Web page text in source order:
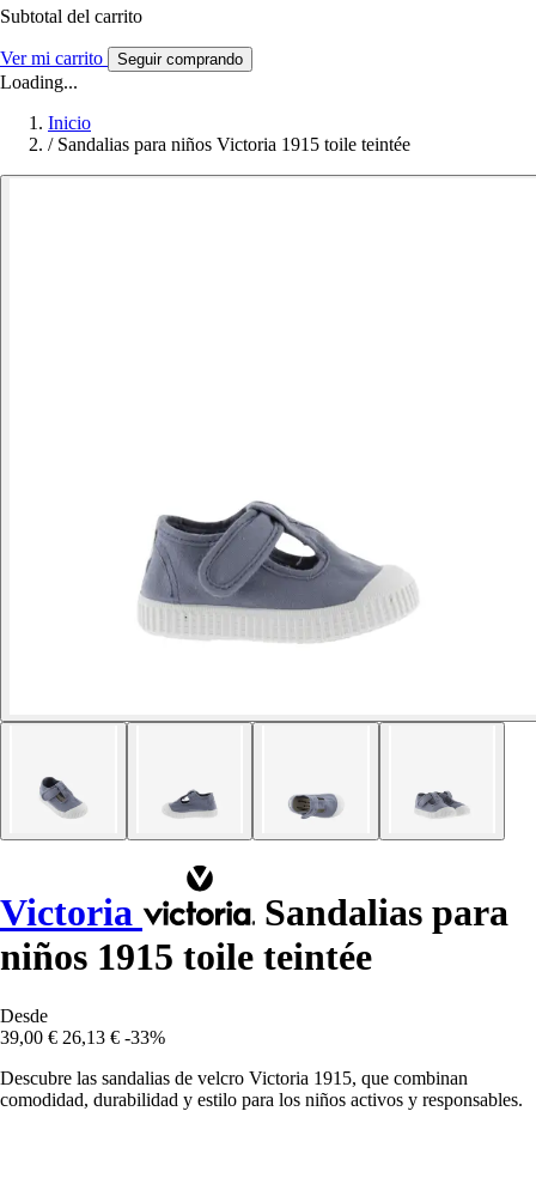
Subtotal del carrito
Ver mi carrito Seguir comprando
Loading...
Inicio
/ Sandalias para niños Victoria 1915 toile teintée
Victoria
Sandalias para
niños 1915 toile teintée
Desde
39,00 € 26,13 € -33%
Descubre las sandalias de velcro Victoria 1915, que combinan
comodidad, durabilidad y estilo para los niños activos y responsables.